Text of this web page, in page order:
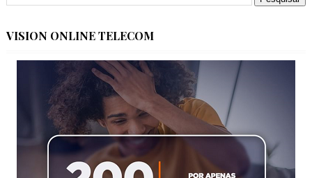
VISION ONLINE TELECOM